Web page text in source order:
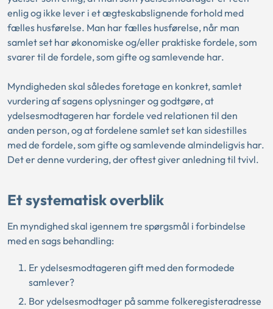
enlig og ikke lever i et ægteskabslignende forhold med
fælles husførelse. Man har fælles husførelse, når man
samlet set har økonomiske og/eller praktiske fordele, som
svarer til de fordele, som gifte og samlevende har.
Myndigheden skal således foretage en konkret, samlet
vurdering af sagens oplysninger og godtgøre, at
ydelsesmodtageren har fordele ved relationen til den
anden person, og at fordelene samlet set kan sidestilles
med de fordele, som gifte og samlevende almindeligvis har.
Det er denne vurdering, der oftest giver anledning til tvivl.
Et systematisk overblik
En myndighed skal igennem tre spørgsmål i forbindelse
med en sags behandling:
Er ydelsesmodtageren gift med den formodede
samlever?
Bor ydelsesmodtager på samme folkeregisteradresse